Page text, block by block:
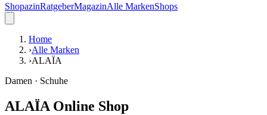
ShopazinRatgeberMagazinAlle MarkenShops
Home
›Alle Marken
›ALAÏA
Damen · Schuhe
ALAÏA Online Shop